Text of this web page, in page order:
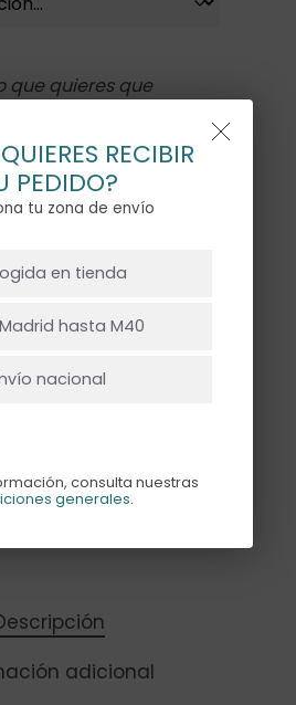
que quieres que
Carrito
adicional
RECIBIR
PEDIDO?
tu zona de envío
en tienda
hasta M40
nacional
consulta nuestras
generales.